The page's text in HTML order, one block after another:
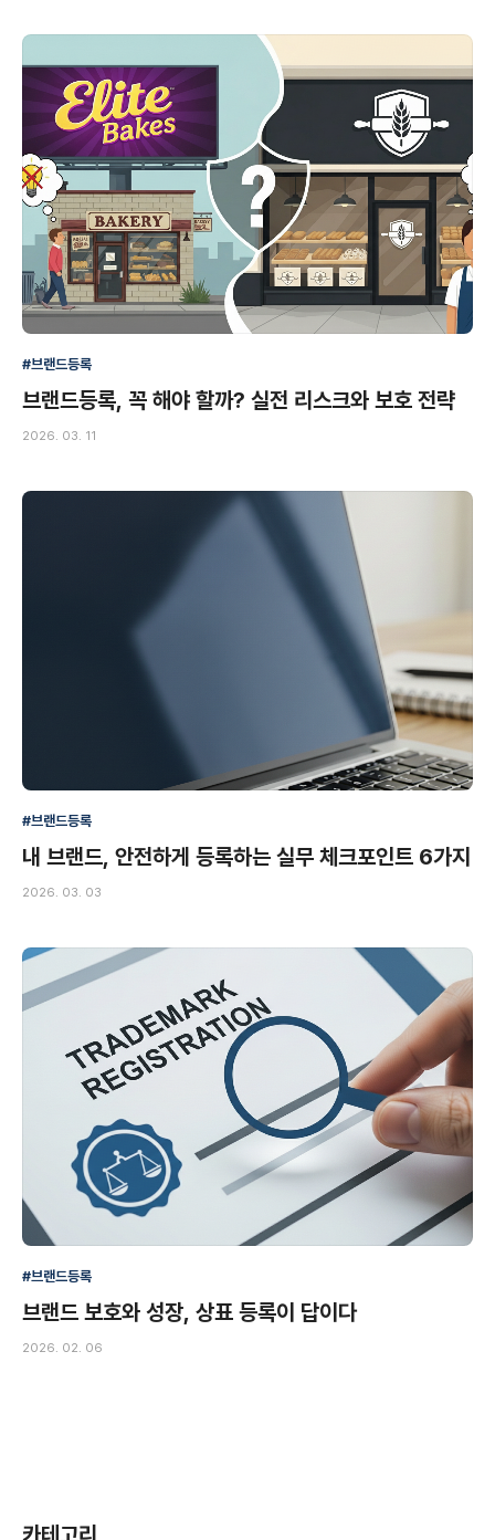
#브랜드등록
브랜드등록, 꼭 해야 할까? 실전 리스크와 보호 전략
2026. 03. 11
#브랜드등록
내 브랜드, 안전하게 등록하는 실무 체크포인트 6가지
2026. 03. 03
#브랜드등록
브랜드 보호와 성장, 상표 등록이 답이다
2026. 02. 06